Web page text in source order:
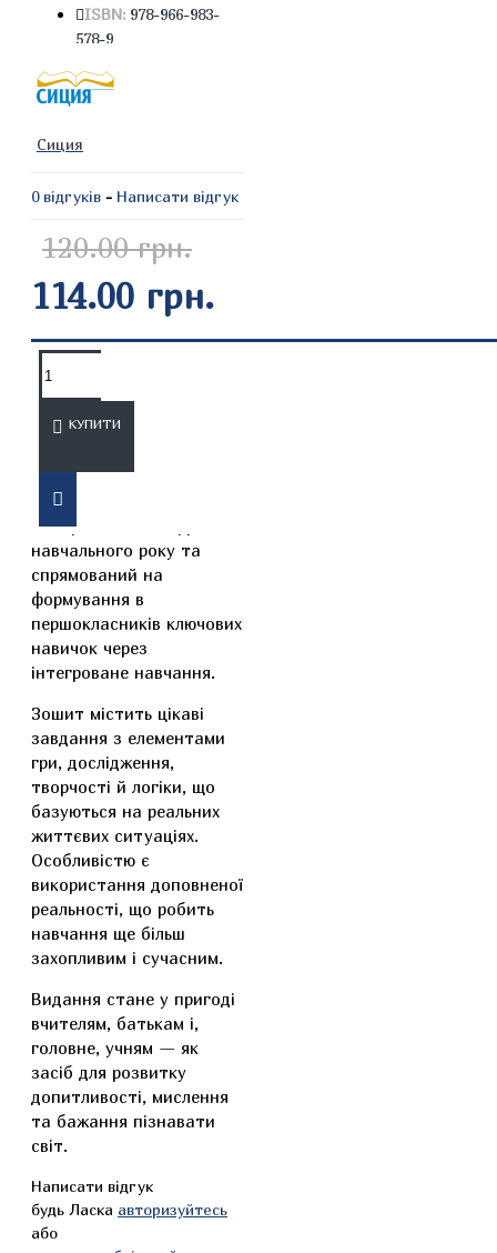
ISBN: 978-966-983-
578-9
Сиция
0 відгуків - Написати відгук
120.00 грн.
114.00 грн.
КУПИТИ
ОПИС
Робочий зошит охоплює
матеріал І семестру
навчального року та
спрямований на
формування в
першокласників ключових
навичок через
інтегроване навчання.
Зошит містить цікаві
завдання з елементами
гри, дослідження,
творчості й логіки, що
базуються на реальних
життєвих ситуаціях.
Особливістю є
використання доповненої
реальності, що робить
навчання ще більш
захопливим і сучасним.
Видання стане у пригоді
вчителям, батькам і,
головне, учням — як
засіб для розвитку
допитливості, мислення
та бажання пізнавати
світ.
Написати відгук
будь Ласка авторизуйтесь
або